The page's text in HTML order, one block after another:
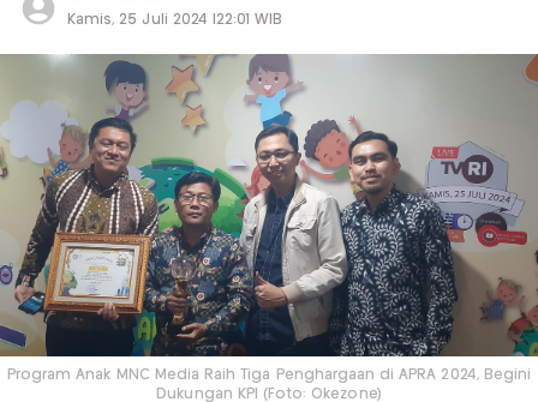
Kamis, 25 Juli 2024 |22:01 WIB
Program Anak MNC Media Raih Tiga Penghargaan di APRA 2024, Begini
Dukungan KPI (Foto: Okezone)